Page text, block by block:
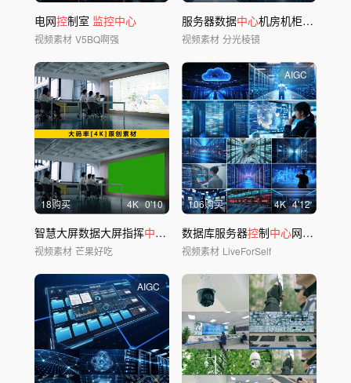
电网控制室 监控中心
视频素材 V5BQ啊强
服务器数据中心机房机柜数据存储大数据
视频素材 分光棱镜
18购买 4K 0'10
智慧大屏数据大屏指挥中心控 制大屏监控中心
视频素材 芒果好吃
AIGC
106购买 4K 4'12
数据库服务器控制中心网络智能大屏幕云计算
视频素材 LiveForSelf
AIGC